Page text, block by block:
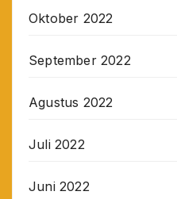
Oktober 2022
September 2022
Agustus 2022
Juli 2022
Juni 2022